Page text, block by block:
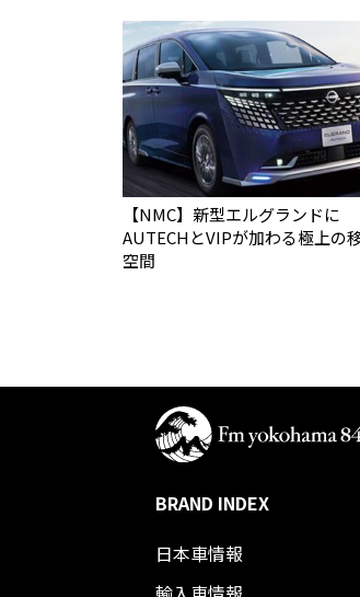
【NMC】新型エルグランドに
AUTECHとVIPが加わる極上の
空間
BRAND INDEX
日本車情報​